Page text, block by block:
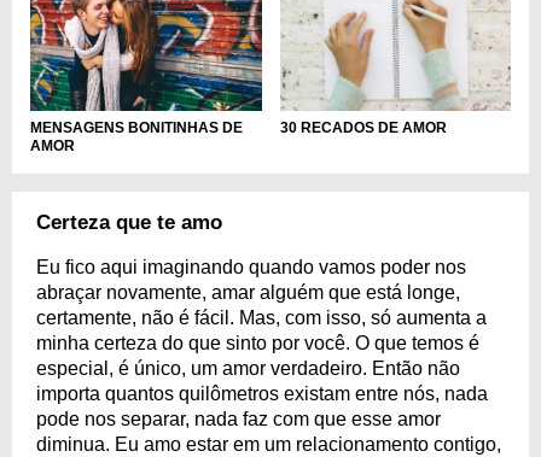
MENSAGENS BONITINHAS DE
AMOR
30 RECADOS DE AMOR
Certeza que te amo
Eu fico aqui imaginando quando vamos poder nos
abraçar novamente, amar alguém que está longe,
certamente, não é fácil. Mas, com isso, só aumenta a
minha certeza do que sinto por você. O que temos é
especial, é único, um amor verdadeiro. Então não
importa quantos quilômetros existam entre nós, nada
pode nos separar, nada faz com que esse amor
diminua. Eu amo estar em um relacionamento contigo,